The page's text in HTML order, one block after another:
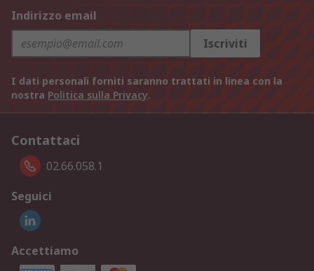
Indirizzo email
Iscriviti
I dati personali forniti saranno trattati in linea con la
nostra Politica sulla Privacy.
Contattaci
02.66.058.1
Seguici
Accettiamo